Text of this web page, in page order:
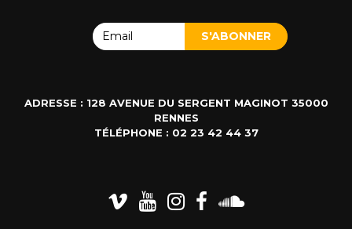
ADRESSE : 128 AVENUE DU SERGENT MAGINOT 35000
RENNES
TÉLÉPHONE : 02 23 42 44 37